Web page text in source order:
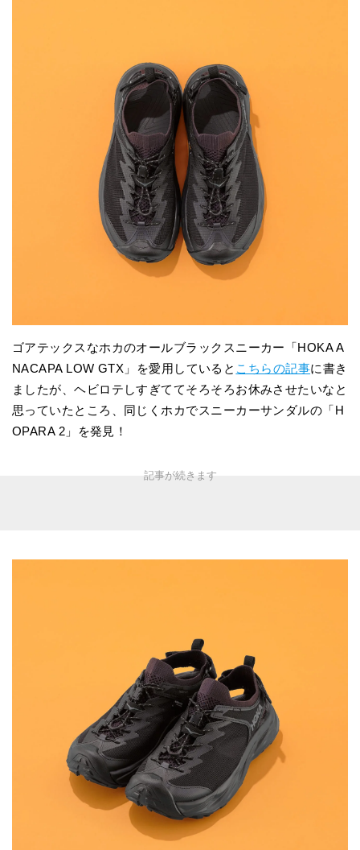
ゴアテックスなホカのオールブラックスニーカー「HOKA A
NACAPA LOW GTX」を愛用していると こちらの記事に書き
ましたが、ヘビロテしすぎててそろそろお休みさせたいなと
思っていたところ、同じくホカでスニーカーサンダルの「H
OPARA 2」を発見！